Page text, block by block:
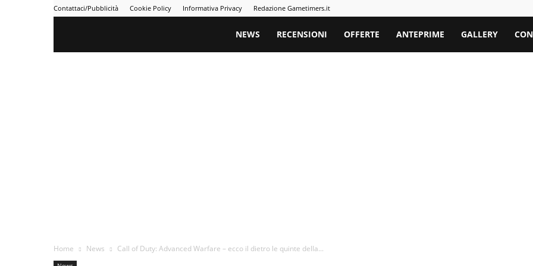
Contattaci/Pubblicità Cookie Policy Informativa Privacy Redazione Gametimers.it
Gametimers
NEWS RECENSIONI OFFERTE ANTEPRIME GALLERY
Home News Call of Duty: Advanced Warfare – ecco il dietro le quinte della...